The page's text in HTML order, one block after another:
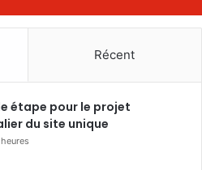
Récent
étape pour le projet
du site unique